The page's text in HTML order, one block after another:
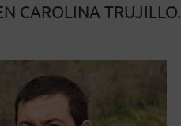
CAROLINA TRUJILLO.